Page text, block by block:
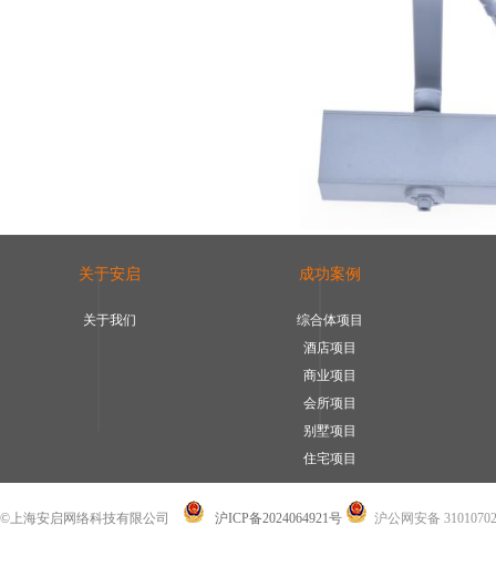
关于安启
关于我们
成功案例
综合体项目
酒店项目
商业项目
会所项目
别墅项目
住宅项目
©上海安启网络科技有限公司 沪ICP备2024064921号 沪公网安备